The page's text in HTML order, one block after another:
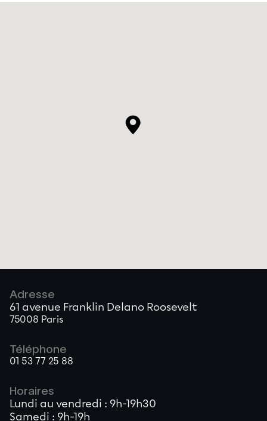
Adresse
61 avenue Franklin Delano Roosevelt
75008 Paris
Téléphone
01 53 77 25 88
Horaires
Lundi au vendredi : 9h-19h30
Samedi : 9h-19h